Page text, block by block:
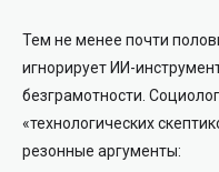
Тем не менее почти
игнорирует ИИ-
безграмотности.
«технологических
резонные аргументы: